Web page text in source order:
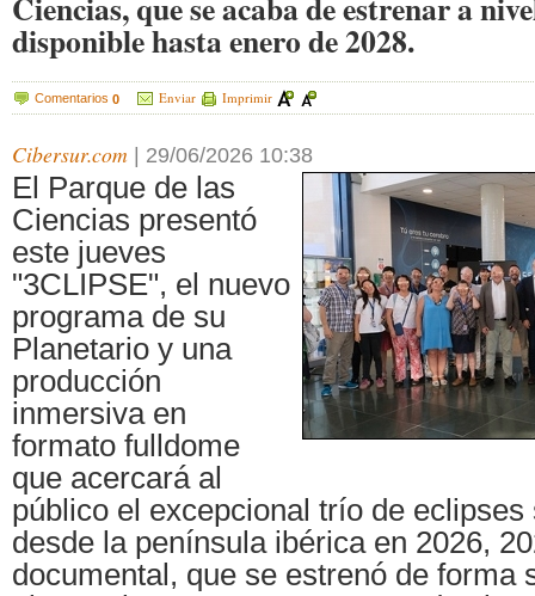
disponible hasta enero de 2028.
Comentarios 0 Enviar Imprimir
Cibersur.com 29/06/2026 10:38
El Parque de las
Ciencias presentó
este jueves
"3CLIPSE", el nuevo
programa de su
Planetario y una
producción
inmersiva en
formato fulldome
que acercará al
público el excepcional trío de
desde la península ibérica en 2026,
documental, que se estrenó de forma